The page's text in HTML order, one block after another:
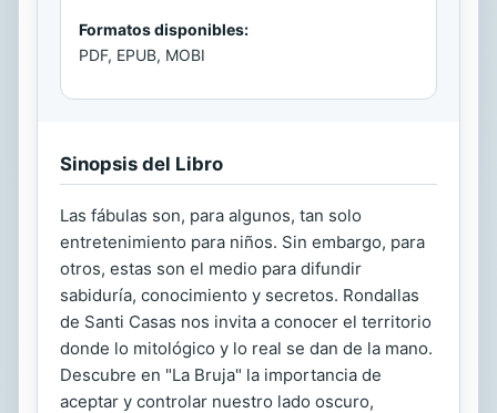
Formatos disponibles:
PDF, EPUB, MOBI
Sinopsis del Libro
Las fábulas son, para algunos, tan solo
entretenimiento para niños. Sin embargo, para
otros, estas son el medio para difundir
sabiduría, conocimiento y secretos. Rondallas
de Santi Casas nos invita a conocer el territorio
donde lo mitológico y lo real se dan de la mano.
Descubre en "La Bruja" la importancia de
aceptar y controlar nuestro lado oscuro,